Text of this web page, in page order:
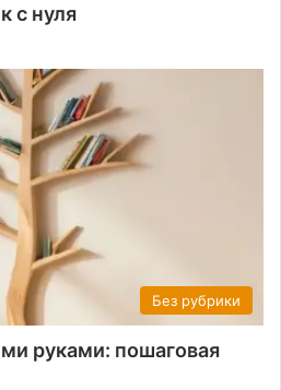
с нуля
Без рубрики
руками: пошаговая